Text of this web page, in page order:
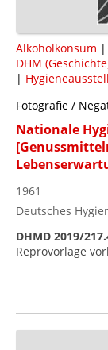
Alkoholkonsum |
DHM
|
Fotografie /
Nationale
1961
Deutsches
DHMD 2019/
Reprovorlage